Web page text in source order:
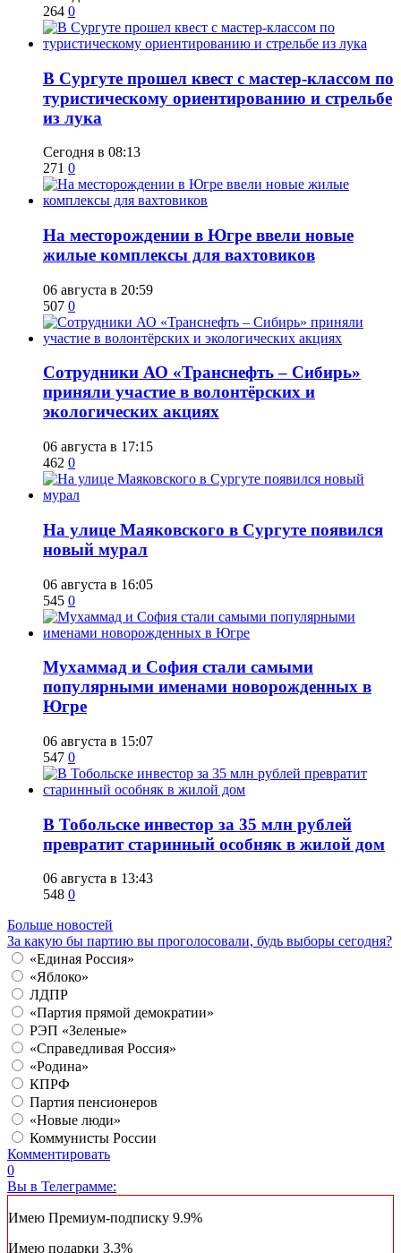
264 0
В Сургуте прошел квест с мастер-классом по
туристическому ориентированию и стрельбе
из лука
Сегодня в 08:13
271 0
​На месторождении в Югре ввели новые
жилые комплексы для вахтовиков
06 августа в 20:59
507 0
Сотрудники АО «Транснефть – Сибирь»
приняли участие в волонтёрских и
экологических акциях
06 августа в 17:15
462 0
​На улице Маяковского в Сургуте появился
новый мурал
06 августа в 16:05
545 0
​Мухаммад и София стали самыми
популярными именами новорожденных в
Югре
06 августа в 15:07
547 0
В Тобольске инвестор за 35 млн рублей
превратит старинный особняк в жилой дом
06 августа в 13:43
548 0
Больше новостей
За какую бы партию вы проголосовали, будь выборы сегодня?
«Единая Россия»
«Яблоко»
ЛДПР
«Партия прямой демократии»
РЭП «Зеленые»
«Справедливая Россия»
«Родина»
КПРФ
Партия пенсионеров
«Новые люди»
Коммунисты России
Комментировать
0
Вы в Телеграмме:
Имею Премиум-подписку 9.9%
Имею подарки 3.3%